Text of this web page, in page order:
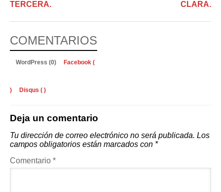
TERCERA. CLARA.
COMENTARIOS
WordPress (0) Facebook (
) Disqus ( )
Deja un comentario
Tu dirección de correo electrónico no será publicada. Los
campos obligatorios están marcados con *
Comentario *